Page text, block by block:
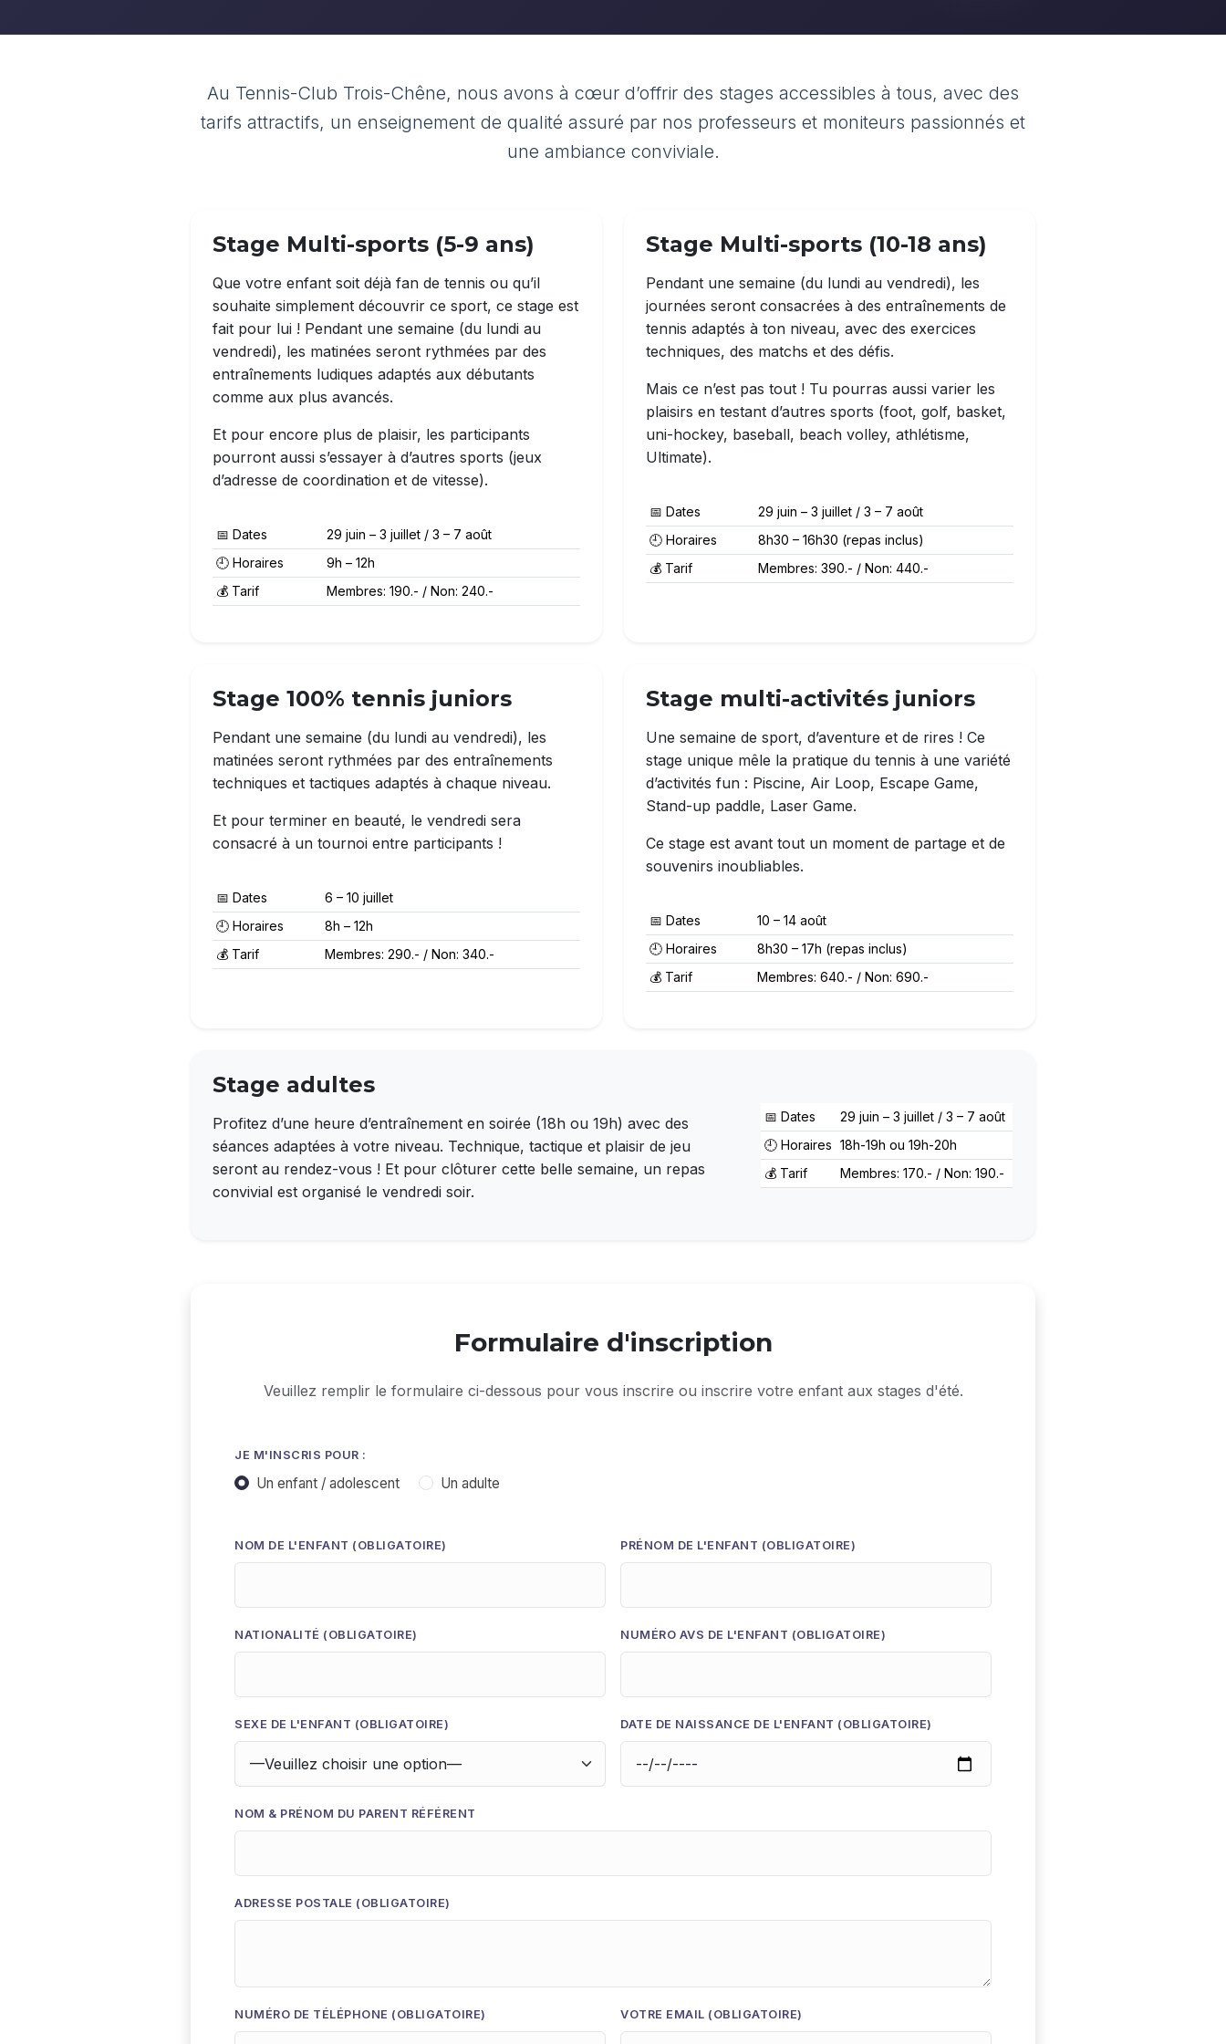
Au Tennis-Club Trois-Chêne, nous avons à cœur d’offrir des stages accessibles à tous, avec des
tarifs attractifs, un enseignement de qualité assuré par nos professeurs et moniteurs passionnés et
une ambiance conviviale.
Stage Multi-sports (5-9 ans)
Que votre enfant soit déjà fan de tennis ou qu’il
souhaite simplement découvrir ce sport, ce stage est
fait pour lui ! Pendant une semaine (du lundi au
vendredi), les matinées seront rythmées par des
entraînements ludiques adaptés aux débutants
comme aux plus avancés.
Et pour encore plus de plaisir, les participants
pourront aussi s’essayer à d’autres sports (jeux
d’adresse de coordination et de vitesse).
📅 Dates
29 juin – 3 juillet / 3 – 7 août
🕘 Horaires
9h – 12h
💰 Tarif
Membres: 190.- / Non: 240.-
Stage Multi-sports (10-18 ans)
Pendant une semaine (du lundi au vendredi), les
journées seront consacrées à des entraînements de
tennis adaptés à ton niveau, avec des exercices
techniques, des matchs et des défis.
Mais ce n’est pas tout ! Tu pourras aussi varier les
plaisirs en testant d’autres sports (foot, golf, basket,
uni-hockey, baseball, beach volley, athlétisme,
Ultimate).
📅 Dates
29 juin – 3 juillet / 3 – 7 août
🕘 Horaires
8h30 – 16h30 (repas inclus)
💰 Tarif
Membres: 390.- / Non: 440.-
Stage 100% tennis juniors
Pendant une semaine (du lundi au vendredi), les
matinées seront rythmées par des entraînements
techniques et tactiques adaptés à chaque niveau.
Et pour terminer en beauté, le vendredi sera
consacré à un tournoi entre participants !
📅 Dates
6 – 10 juillet
🕘 Horaires
8h – 12h
💰 Tarif
Membres: 290.- / Non: 340.-
Stage multi-activités juniors
Une semaine de sport, d’aventure et de rires ! Ce
stage unique mêle la pratique du tennis à une variété
d’activités fun : Piscine, Air Loop, Escape Game,
Stand-up paddle, Laser Game.
Ce stage est avant tout un moment de partage et de
souvenirs inoubliables.
📅 Dates
10 – 14 août
🕘 Horaires
8h30 – 17h (repas inclus)
💰 Tarif
Membres: 640.- / Non: 690.-
Stage adultes
Profitez d’une heure d’entraînement en soirée (18h ou 19h) avec des
séances adaptées à votre niveau. Technique, tactique et plaisir de jeu
seront au rendez-vous ! Et pour clôturer cette belle semaine, un repas
convivial est organisé le vendredi soir.
📅 Dates
29 juin – 3 juillet / 3 – 7 août
🕘 Horaires
18h-19h ou 19h-20h
💰 Tarif
Membres: 170.- / Non: 190.-
Formulaire d'inscription
Veuillez remplir le formulaire ci-dessous pour vous inscrire ou inscrire votre enfant aux stages d'été.
JE M'INSCRIS POUR :
Un enfant / adolescent Un adulte
NOM DE L'ENFANT (OBLIGATOIRE) PRÉNOM DE L'ENFANT (OBLIGATOIRE)
NATIONALITÉ (OBLIGATOIRE) NUMÉRO AVS DE L'ENFANT (OBLIGATOIRE)
SEXE DE L'ENFANT (OBLIGATOIRE) DATE DE NAISSANCE DE L'ENFANT (OBLIGATOIRE)
NOM & PRÉNOM DU PARENT RÉFÉRENT
ADRESSE POSTALE (OBLIGATOIRE)
NUMÉRO DE TÉLÉPHONE (OBLIGATOIRE) VOTRE EMAIL (OBLIGATOIRE)